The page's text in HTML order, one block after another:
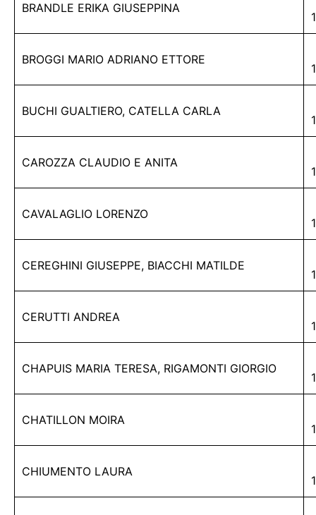
BRANDLE ERIKA GIUSEPPINA
BROGGI MARIO ADRIANO ETTORE
BUCHI GUALTIERO, CATELLA CARLA
CAROZZA CLAUDIO E ANITA
CAVALAGLIO LORENZO
CEREGHINI GIUSEPPE, BIACCHI MATILDE
CERUTTI ANDREA
CHAPUIS MARIA TERESA, RIGAMONTI GIORGIO
CHATILLON MOIRA
CHIUMENTO LAURA